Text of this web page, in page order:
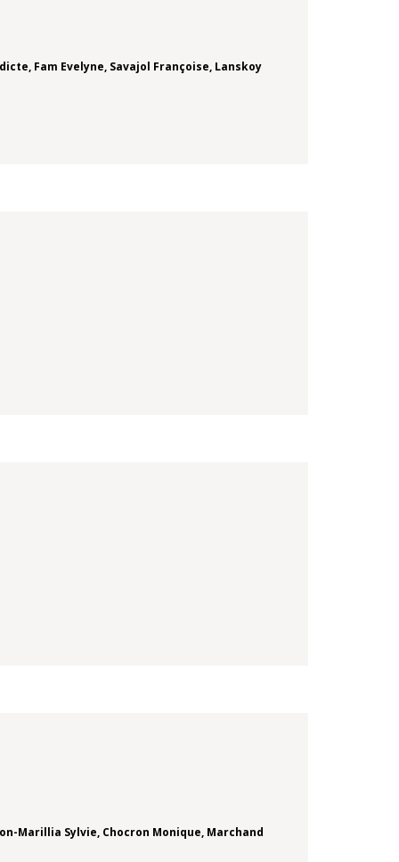
, Fam Evelyne, Savajol Françoise, Lanskoy
Marillia Sylvie, Chocron Monique, Marchand